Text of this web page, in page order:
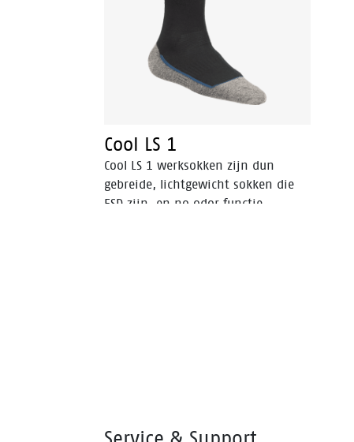
Cool LS 1
Cool LS 1 werksokken zijn dun
gebreide, lichtgewicht sokken die
ESD zijn, en no odor functie